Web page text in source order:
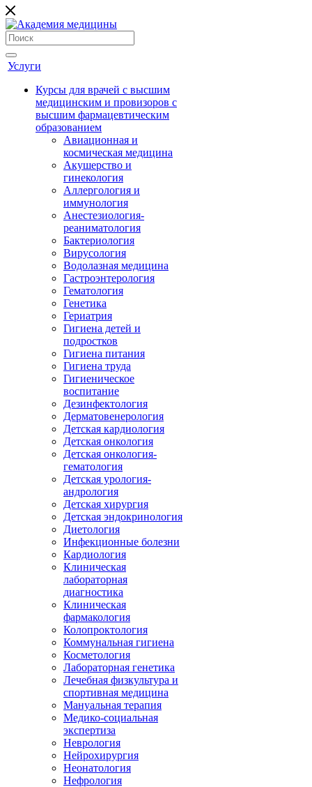
Услуги
Курсы для врачей с высшим
медицинским и провизоров с
высшим фармацевтическим
образованием
Авиационная и
космическая медицина
Акушерство и
гинекология
Аллергология и
иммунология
Анестезиология-
реаниматология
Бактериология
Вирусология
Водолазная медицина
Гастроэнтерология
Гематология
Генетика
Гериатрия
Гигиена детей и
подростков
Гигиена питания
Гигиена труда
Гигиеническое
воспитание
Дезинфектология
Дерматовенерология
Детская кардиология
Детская онкология
Детская онкология-
гематология
Детская урология-
андрология
Детская хирургия
Детская эндокринология
Диетология
Инфекционные болезни
Кардиология
Клиническая
лабораторная
диагностика
Клиническая
фармакология
Колопроктология
Коммунальная гигиена
Косметология
Лабораторная генетика
Лечебная физкультура и
спортивная медицина
Мануальная терапия
Медико-социальная
экспертиза
Неврология
Нейрохирургия
Неонатология
Нефрология